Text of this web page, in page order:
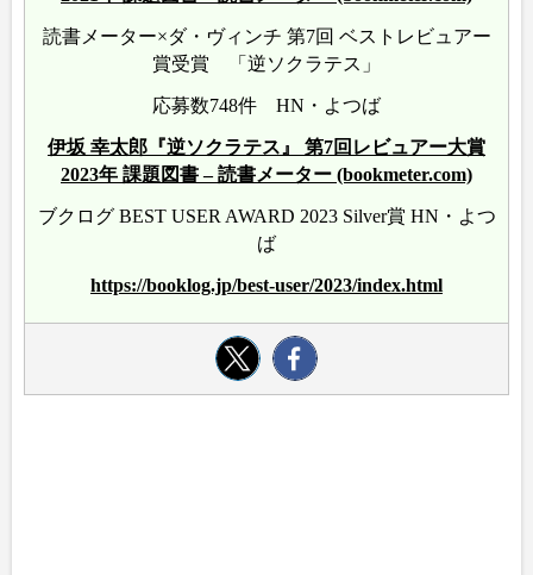
読書メーター×ダ・ヴィンチ 第7回 ベストレビュアー
賞受賞 「逆ソクラテス」
応募数748件 HN・よつば
伊坂 幸太郎『逆ソクラテス』 第7回レビュアー大賞
2023年 課題図書 – 読書メーター (bookmeter.com)
ブクログ BEST USER AWARD 2023 Silver賞 HN・よつ
ば
https://booklog.jp/best-user/2023/index.html